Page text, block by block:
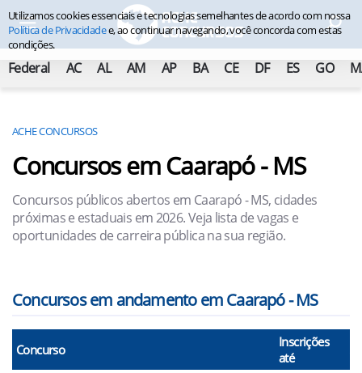
Federal AC AL AM AP BA CE DF ES GO
ACHE CONCURSOS
Concursos em Caarapó - MS
Concursos públicos abertos em Caarapó - MS, cidades
próximas e estaduais em 2026. Veja lista de vagas e
oportunidades de carreira pública na sua região.
Concursos em andamento em Caarapó - MS
Concurso
Inscrições
até
Utilizamos cookies essenciais e tecnologias semelhantes de acordo com nossa
Política de Privacidadee, ao continuar navegando, você concorda com estas
condições.